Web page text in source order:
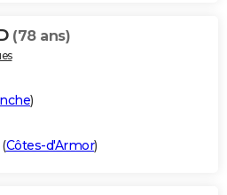
(78 ans)
)
Côtes-d'Armor)